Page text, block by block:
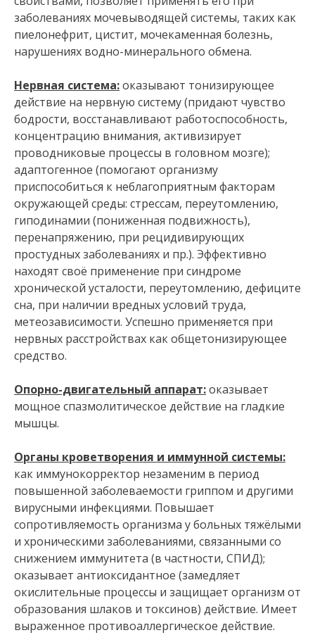
заболеваниях мочевыводящей системы, таких как
пиелонефрит, цистит, мочекаменная болезнь,
нарушениях водно-минерального обмена.
Нервная система:оказывают тонизирующее
действие на нервную систему (придают чувство
бодрости, восстанавливают работоспособность,
концентрацию внимания, активизирует
проводниковые процессы в головном мозге);
адаптогенное (помогают организму
приспособиться к неблагоприятным факторам
окружающей среды: стрессам, переутомлению,
гиподинамии (пониженная подвижность),
перенапряжению, при рецидивирующих
простудных заболеваниях и пр.). Эффективно
находят своё применение при синдроме
хронической усталости, переутомлению, дефиците
сна, при наличии вредных условий труда,
метеозависимости. Успешно применяется при
нервных расстройствах как общетонизирующее
средство.
Опорно-двигательный аппарат:оказывает
мощное спазмолитическое действие на гладкие
мышцы.
Органы кроветворения и иммунной системы:
как иммунокорректор незаменим в период
повышенной заболеваемости гриппом и другими
вирусными инфекциями. Повышает
сопротивляемость организма у больных тяжёлыми
и хроническими заболеваниями, связанными со
снижением иммунитета (в частности, СПИД);
оказывает антиоксидантное (замедляет
окислительные процессы и защищает организм от
образования шлаков и токсинов) действие. Имеет
выраженное противоаллергическое действие.